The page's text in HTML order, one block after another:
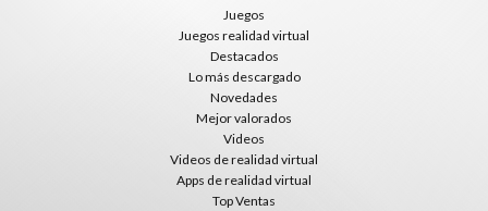
Juegos
Juegos realidad virtual
Destacados
Lo más descargado
Novedades
Mejor valorados
Videos
Videos de realidad virtual
Apps de realidad virtual
Top Ventas